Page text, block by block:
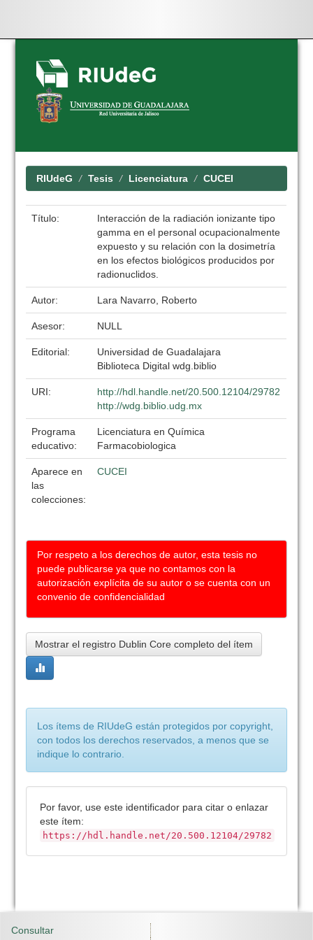
Skip
navigation
RIUdeG Tesis Licenciatura CUCEI
Título:
Interacción de la radiación ionizante tipo
gamma en el personal ocupacionalmente
expuesto y su relación con la dosimetría
en los efectos biológicos producidos por
radionuclidos.
Autor: Lara Navarro, Roberto
Asesor: NULL
Editorial:
Universidad de Guadalajara
Biblioteca Digital wdg.biblio
URI:
http://hdl.handle.net/20.500.12104/29782
http://wdg.biblio.udg.mx
Programa
educativo:
Licenciatura en Química
Farmacobiologica
Aparece en
las
colecciones:
CUCEI
Por respeto a los derechos de autor, esta tesis no
puede publicarse ya que no contamos con la
autorización explícita de su autor o se cuenta con un
convenio de confidencialidad
Mostrar el registro Dublin Core completo del ítem
Los ítems de RIUdeG están protegidos por copyright,
con todos los derechos reservados, a menos que se
indique lo contrario.
Por favor, use este identificador para citar o enlazar
este ítem:
https://hdl.handle.net/20.500.12104/29782
Consultar